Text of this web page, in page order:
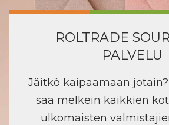
ROLTRADE
PALVELU
Jäitkö kaipaamaan
saa melkein kaikkien
ulkomaisten